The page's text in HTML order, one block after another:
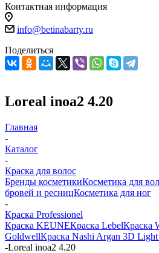
Контактная информация
info@betinabarty.ru
Поделиться
Loreal inoa2 4.20
Главная
-
Каталог
-
Краска для волос
Бренды косметикиКосметика для
бровей и ресницКосметика для ног
-
Краска Professionel
Краска KEUNEКраска LebelКраска
GoldwellКраска Nashi Argan 3D Light
-Loreal inoa2 4.20